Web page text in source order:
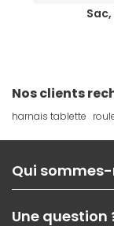
Nos clients
harnais tablette
Qui
Nos services
Une question